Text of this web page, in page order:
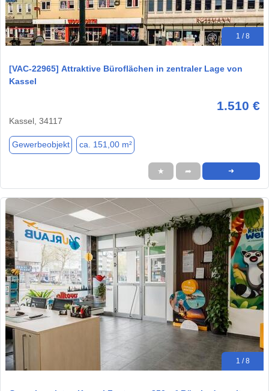
1 / 8
[VAC-22965] Attraktive Büroflächen in zentraler Lage von
Kassel
1.510 €
Kassel, 34117
Gewerbeobjekt ca. 151,00 m²
★ ➦ ➜
1 / 8